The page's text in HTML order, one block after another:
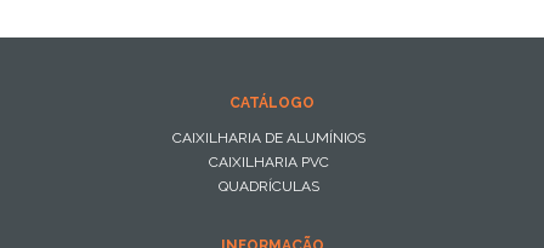
CATÁLOGO
CAIXILHARIA DE ALUMÍNIOS
CAIXILHARIA PVC
QUADRÍCULAS